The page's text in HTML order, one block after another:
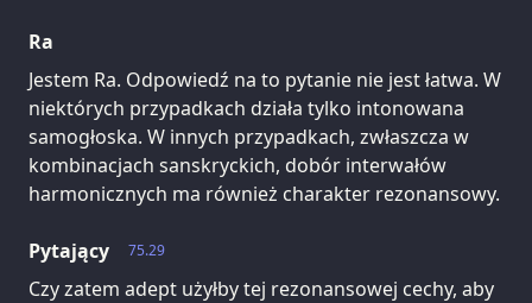
Ra
Jestem Ra. Odpowiedź na to pytanie nie jest łatwa. W
niektórych przypadkach działa tylko intonowana
samogłoska. W innych przypadkach, zwłaszcza w
kombinacjach sanskryckich, dobór interwałów
harmonicznych ma również charakter rezonansowy.
75.29
Pytający
Czy zatem adept użyłby tej rezonansowej cechy, aby